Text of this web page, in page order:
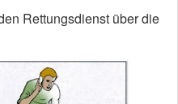
Rettungsdienst über die